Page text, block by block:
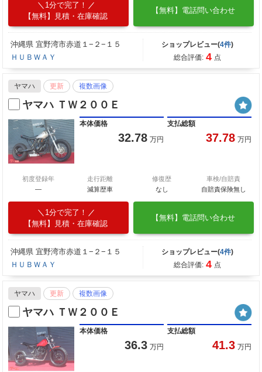
1分で完了！
【無料】見積・在庫確認
【無料】電話問い合わせ
沖縄県 宜野湾市赤道１−２−１５
ＨＵＢＷＡＹ
ショップレビュー(4件)
総合評価: 4 点
ヤマハ 更新 複数画像
ヤマハ ＴＷ２００Ｅ
本体価格
32.78 万円
支払総額
37.78 万円
初度登録年
―
走行距離
減算歴車
修復歴
なし
車検/自賠責
自賠責保険無し
1分で完了！
【無料】見積・在庫確認
【無料】電話問い合わせ
沖縄県 宜野湾市赤道１−２−１５
ＨＵＢＷＡＹ
ショップレビュー(4件)
総合評価: 4 点
ヤマハ 更新 複数画像
ヤマハ ＴＷ２００Ｅ
本体価格
36.3 万円
支払総額
41.3 万円